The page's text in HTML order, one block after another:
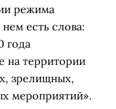
режима
есть слова:
года
на территории
зрелищных,
мероприятий».